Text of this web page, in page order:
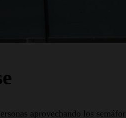
aprovechando los